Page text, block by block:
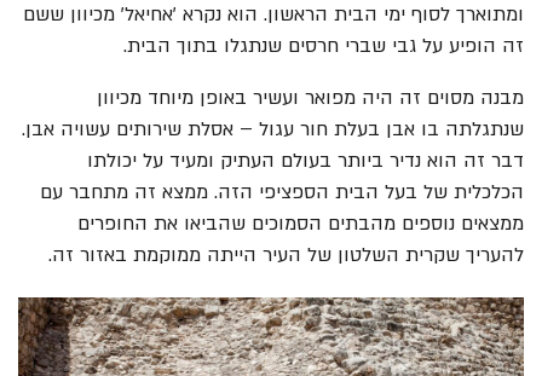
ומתוארך לסוף ימי הבית הראשון. הוא נקרא 'אחיאל' מכיוון ששם
זה הופיע על גבי שברי חרסים שנתגלו בתוך הבית.
מבנה מסוים זה היה מפואר ועשיר באופן מיוחד מכיוון
שנתגלתה בו אבן בעלת חור עגול – אסלת שירותים עשויה אבן.
דבר זה הוא נדיר ביותר בעולם העתיק ומעיד על יכולתו
הכלכלית של בעל הבית הספציפי הזה. ממצא זה מתחבר עם
ממצאים נוספים מהבתים הסמוכים שהביאו את החופרים
להעריך שקרית השלטון של העיר הייתה ממוקמת באזור זה.